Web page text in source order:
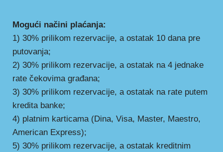
Mogući načini plaćanja:
1) 30% prilikom rezervacije, a ostatak 10 dana pre
putovanja;
2) 30% prilikom rezervacije, a ostatak na 4 jednake
rate čekovima građana;
3) 30% prilikom rezervacije, a ostatak na rate putem
kredita banke;
4) platnim karticama (Dina, Visa, Master, Maestro,
American Express);
5) 30% prilikom rezervacije, a ostatak kreditnim